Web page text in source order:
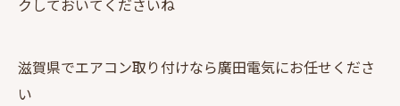
クしておいてくださいね
滋賀県でエアコン取り付けなら廣田電気にお任せくださ
い